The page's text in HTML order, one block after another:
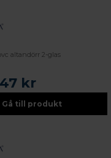
altandörr 2-glas
kr
Gå till produkt